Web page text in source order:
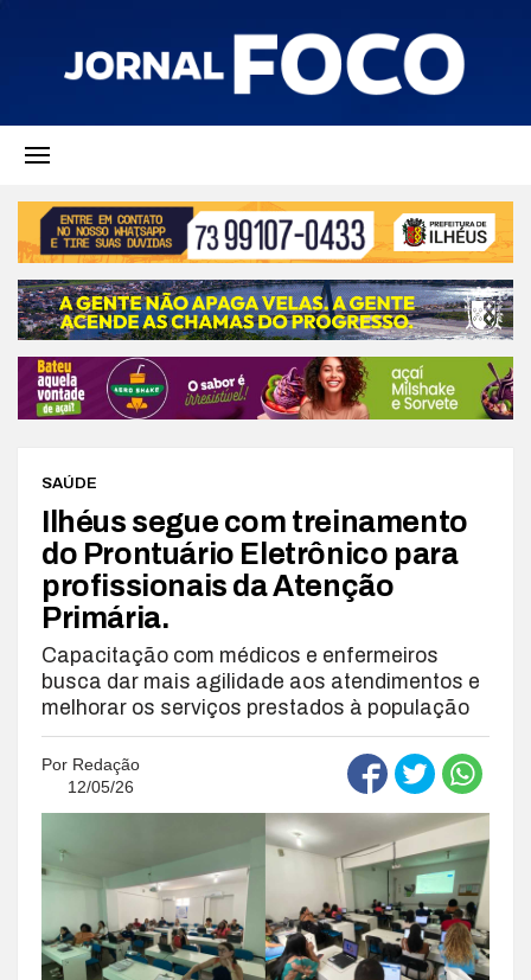
SAÚDE
Ilhéus segue com treinamento
do Prontuário Eletrônico para
profissionais da Atenção
Primária.
Capacitação com médicos e enfermeiros
busca dar mais agilidade aos atendimentos e
melhorar os serviços prestados à população
Por Redação
12/05/26